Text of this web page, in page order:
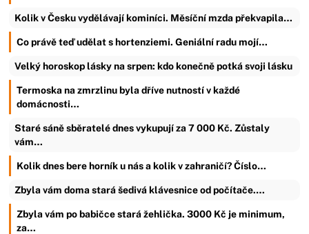
Kolik v Česku vydělávají kominíci. Měsíční mzda překvapila…
Co právě teď udělat s hortenziemi. Geniální radu mojí…
Velký horoskop lásky na srpen: kdo konečně potká svoji lásku
Termoska na zmrzlinu byla dříve nutností v každé
domácnosti…
Staré sáně sběratelé dnes vykupují za 7 000 Kč. Zůstaly
vám…
Kolik dnes bere horník u nás a kolik v zahraničí? Číslo…
Zbyla vám doma stará šedivá klávesnice od počítače.…
Zbyla vám po babičce stará žehlička. 3000 Kč je minimum,
za…